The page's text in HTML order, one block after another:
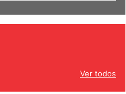
Ver todos